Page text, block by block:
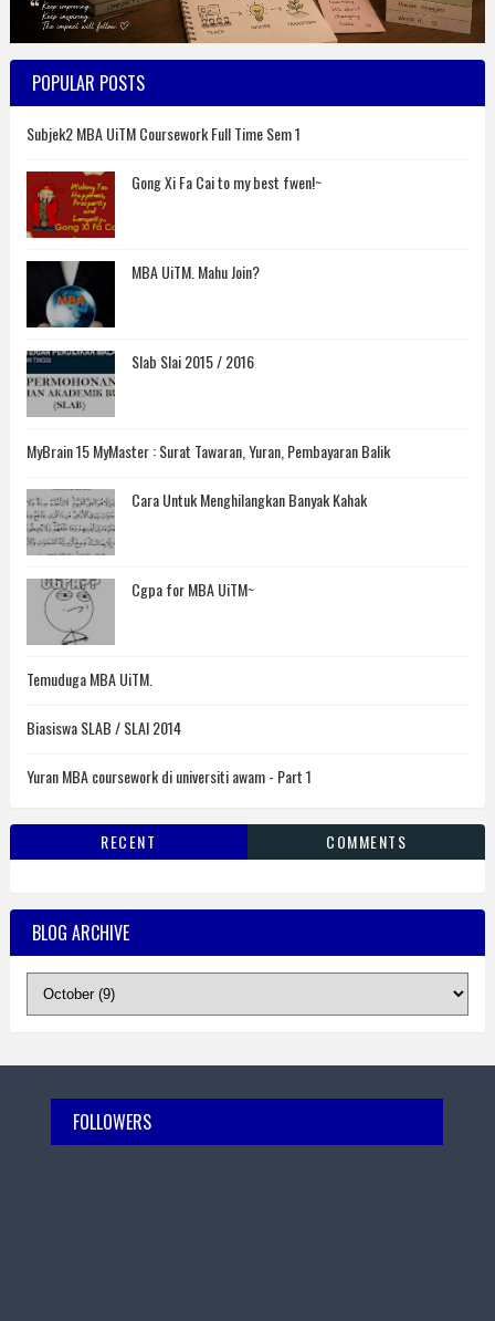
POPULAR POSTS
Subjek2 MBA UiTM Coursework Full Time Sem 1
Gong Xi Fa Cai to my best fwen!~
MBA UiTM. Mahu Join?
Slab Slai 2015 / 2016
MyBrain 15 MyMaster : Surat Tawaran, Yuran, Pembayaran Balik
Cara Untuk Menghilangkan Banyak Kahak
Cgpa for MBA UiTM~
Temuduga MBA UiTM.
Biasiswa SLAB / SLAI 2014
Yuran MBA coursework di universiti awam - Part 1
RECENT COMMENTS
BLOG ARCHIVE
FOLLOWERS